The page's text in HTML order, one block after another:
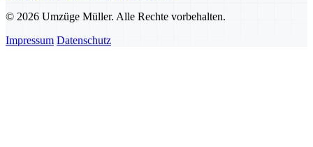
© 2026 Umzüge Müller. Alle Rechte vorbehalten.
Impressum Datenschutz